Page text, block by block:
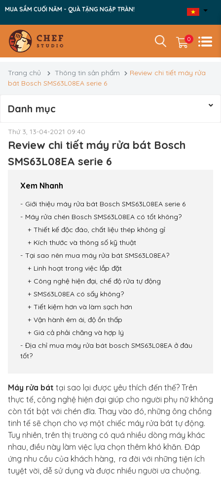
MUA SẮM CUỐI NĂM - QUÀ TẶNG NGẬP TRÀN!
0
Trang chủ Thông tin sản phẩm
Review chi tiết máy rửa
bát Bosch SMS63L08EA serie 6
Danh mục
Thứ 3, 13-04-2021 09:40
Review chi tiết máy rửa bát Bosch
SMS63L08EA serie 6
Xem Nhanh
Giới thiệu máy rửa bát Bosch SMS63L08EA serie 6
Máy rửa chén Bosch SMS63L08EA có tốt không?
Thiết kế độc đáo, chất liệu thép không gỉ
Kích thước và thông số kỹ thuật
Tại sao nên mua máy rửa bát SMS63L08EA?
Linh hoạt trong việc lắp đặt
Công nghệ hiện đại, chế độ rửa tự động
SMS63L08EA có sấy không?
Tiết kiệm hơn và làm sạch hơn
Vận hành êm ái, độ ồn thấp
Giá cả phải chăng và hợp lý
Địa chỉ mua máy rửa bát bosch SMS63L08EA ở đâu
tốt?
Máy rửa bát tại sao lại được yêu thích đến thế? Trên
thực tế, công nghệ hiện đại giúp cho người phụ nữ không
còn tất bật với chén đĩa. Thay vào đó, những ông chồng
tinh tế sẽ chọn cho vợ một chiếc máy rửa bát tự động.
Tuy nhiên, trên thị trường có quá nhiều dòng máy khác
nhau, điều này làm việc lựa chọn thêm khó khăn. Đáp
ứng nhu cầu của khách hàng, ra đời với những tiện ích
tuyệt vời, dễ sử dụng và được nhiều người ưa chuộng.